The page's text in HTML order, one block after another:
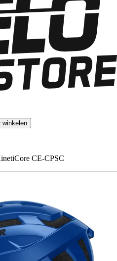
winkelen
CE-CPSC